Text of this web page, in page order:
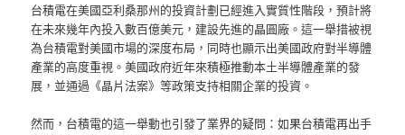
台積電在美國亞利桑那州的投資計劃已經進入實質性階段，預計將
在未來幾年內投入數百億美元，建設先進的晶圓廠。這一舉措被視
為台積電對美國市場的深度布局，同時也顯示出美國政府對半導體
產業的高度重視。美國政府近年來積極推動本土半導體產業的發
展，並通過《晶片法案》等政策支持相關企業的投資。
然而，台積電的這一舉動也引發了業界的疑問：如果台積電再出手